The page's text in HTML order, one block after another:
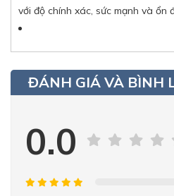
với độ chính xác, sức mạnh và ổn
ĐÁNH GIÁ VÀ BÌNH
0.0